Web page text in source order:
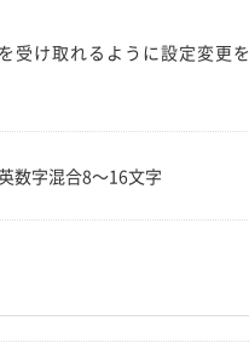
受け取れるように設定変更を
数字混合8〜16文字